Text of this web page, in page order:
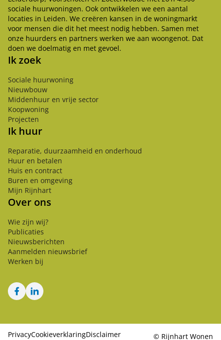
sociale huurwoningen. Ook ontwikkelen we een aantal
locaties in Leiden. We creëren kansen in de woningmarkt
voor mensen die dit het meest nodig hebben. Samen met
onze huurders en partners werken we aan woongenot. Dat
doen we doelmatig en met gevoel.
Ik zoek
Sociale huurwoning
Nieuwbouw
Middenhuur en vrije sector
Koopwoning
Projecten
Ik huur
Reparatie, duurzaamheid en onderhoud
Huur en betalen
Huis en contract
Buren en omgeving
Mijn Rijnhart
Over ons
Wie zijn wij?
Publicaties
Nieuwsberichten
Aanmelden nieuwsbrief
Werken bij
FacebookLinkedIn
PrivacyCookieverklaringDisclaimer © Rijnhart Wonen